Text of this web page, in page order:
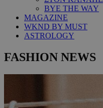
BYE THE WAY
MAGAZINE
WKND BY MUST
ASTROLOGY
FASHION NEWS